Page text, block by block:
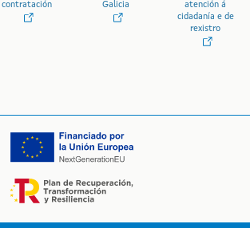
contratación
Galicia
atención á
cidadanía e de
rexistro